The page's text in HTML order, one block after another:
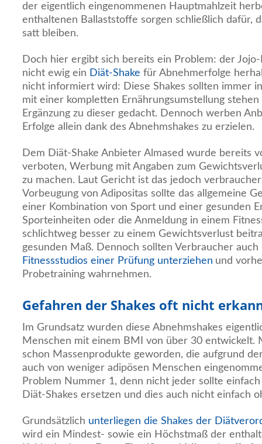
der eigentlich eingenommenen Hauptmahlzeit
enthaltenen Ballaststoffe sorgen schließlich dafür,
satt bleiben.
Doch hier ergibt sich bereits ein Problem: der
nicht ewig ein Diät-Shake für Abnehmerfolge
nicht informiert wird: Diese Shakes sollten immer
mit einer kompletten Ernährungsumstellung stehen
Ergänzung zu dieser gedacht. Dennoch werben
Erfolge allein dank des Abnehmshakes zu erzielen.
Dem Diät-Shake Anbieter Almased wurde bereits
verboten, Werbung mit Angaben zum
zu machen. Laut Gericht ist das jedoch
Vorbeugung von Adipositas sollte das allgemeine
einer Kombination von Sport und einer gesunden
Sporteinheiten oder die Anmeldung in einem
schlichtweg besser zu einem Gewichtsverlust
gesunden Maß. Dennoch sollten Verbraucher
Fitnessstudios einer Prüfung unterziehen und
Probetraining wahrnehmen.
Gefahren der Shakes oft nicht
Im Grundsatz wurden diese Abnehmshakes
Menschen mit einem BMI von über 30 entwickelt.
schon Massenprodukte geworden, die aufgrund
auch von weniger adipösen Menschen
Problem Nummer 1, denn nicht jeder sollte
Diät-Shakes ersetzen und dies auch nicht einfach
Grundsätzlich unterliegen die Shakes der
wird ein Mindest- sowie ein Höchstmaß der